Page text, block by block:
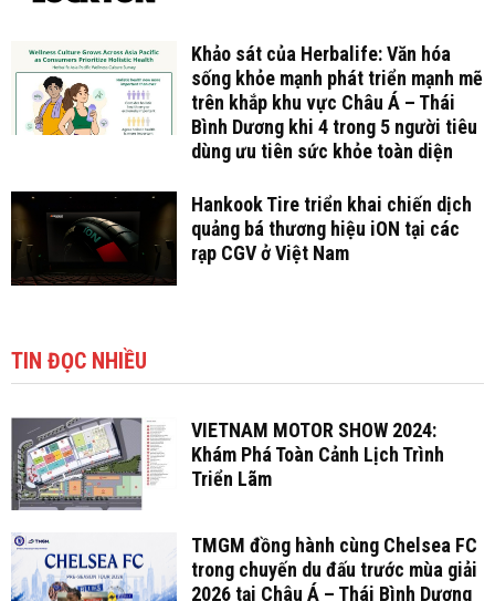
Khảo sát của Herbalife: Văn hóa
sống khỏe mạnh phát triển mạnh mẽ
trên khắp khu vực Châu Á – Thái
Bình Dương khi 4 trong 5 người tiêu
dùng ưu tiên sức khỏe toàn diện
Hankook Tire triển khai chiến dịch
quảng bá thương hiệu iON tại các
rạp CGV ở Việt Nam
TIN ĐỌC NHIỀU
VIETNAM MOTOR SHOW 2024:
Khám Phá Toàn Cảnh Lịch Trình
Triển Lãm
TMGM đồng hành cùng Chelsea FC
trong chuyến du đấu trước mùa giải
2026 tại Châu Á – Thái Bình Dương